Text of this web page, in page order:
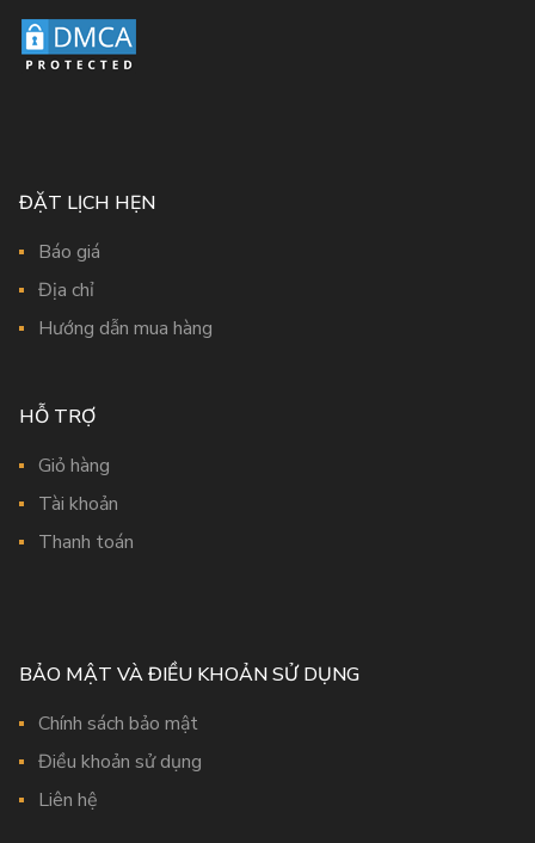
ĐẶT LỊCH HẸN
Báo giá
Địa chỉ
Hướng dẫn mua hàng
HỖ TRỢ
Giỏ hàng
Tài khoản
Thanh toán
BẢO MẬT VÀ ĐIỀU KHOẢN SỬ DỤNG
Chính sách bảo mật
Điều khoản sử dụng
Liên hệ